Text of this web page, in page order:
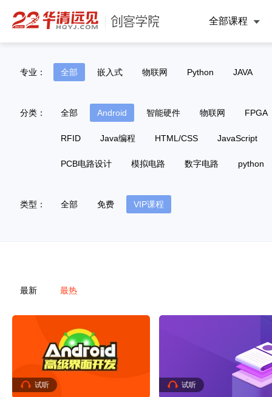
全部课程
专业： 全部 嵌入式 物联网 Python JAVA
分类： 全部 Android 智能硬件 物联网 FPGA
RFID Java编程 HTML/CSS JavaScript
PCB电路设计 模拟电路 数字电路 python
类型： 全部 免费 VIP课程
最新 最热
试听 试听